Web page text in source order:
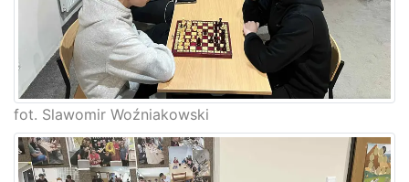
fot. Slawomir Woźniakowski